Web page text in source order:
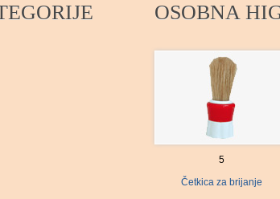
OSOBNA
5
Četkica za brijanje